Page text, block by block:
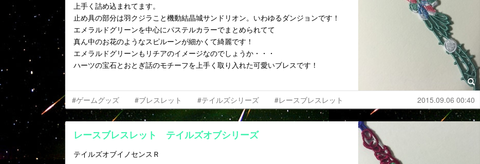
上手く詰め込まれてます。
止め具の部分は羽クジラこと機動結晶城サンドリオン。いわゆるダンジョンです！
エメラルドグリーンを中心にパステルカラーでまとめられてて
真ん中のお花のようなスピルーンが細かくて綺麗です！
エメラルドグリーンもリチアのイメージなのでしょうか・・・
ハーツの宝石とおとぎ話のモチーフを上手く取り入れた可愛いブレスです！
#ゲームグッズ #ブレスレット #テイルズシリーズ #レースブレスレット 2015.09.06 00:40
レースブレスレット テイルズオブシリーズ
テイルズオブイノセンスＲ